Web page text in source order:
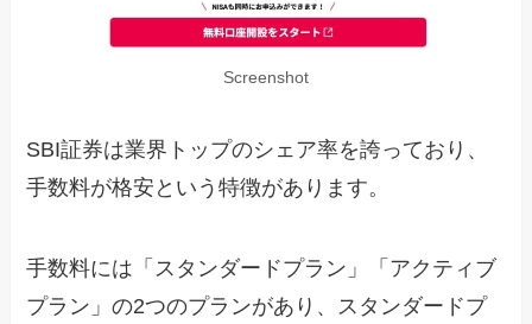
Screenshot
SBI証券は業界トップのシェア率を誇っており、
手数料が格安という特徴があります。
手数料には「スタンダードプラン」「アクティブ
プラン」の2つのプランがあり、スタンダードプ